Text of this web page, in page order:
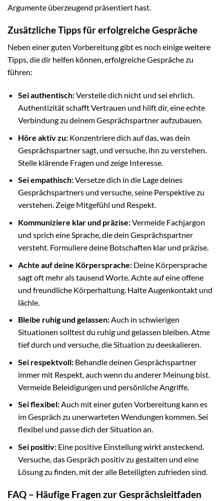
Argumente überzeugend präsentiert hast.
Zusätzliche Tipps für erfolgreiche Gespräche
Neben einer guten Vorbereitung gibt es noch einige weitere
Tipps, die dir helfen können, erfolgreiche Gespräche zu
führen:
Sei authentisch:Verstelle dich nicht und sei ehrlich.
Authentizität schafft Vertrauen und hilft dir, eine echte
Verbindung zu deinem Gesprächspartner aufzubauen.
Höre aktiv zu:Konzentriere dich auf das, was dein
Gesprächspartner sagt, und versuche, ihn zu verstehen.
Stelle klärende Fragen und zeige Interesse.
Sei empathisch:Versetze dich in die Lage deines
Gesprächspartners und versuche, seine Perspektive zu
verstehen. Zeige Mitgefühl und Respekt.
Kommuniziere klar und präzise:Vermeide Fachjargon
und sprich eine Sprache, die dein Gesprächspartner
versteht. Formuliere deine Botschaften klar und präzise.
Achte auf deine Körpersprache:Deine Körpersprache
sagt oft mehr als tausend Worte. Achte auf eine offene
und freundliche Körperhaltung. Halte Augenkontakt und
lächle.
Bleibe ruhig und gelassen:Auch in schwierigen
Situationen solltest du ruhig und gelassen bleiben. Atme
tief durch und versuche, die Situation zu deeskalieren.
Sei respektvoll:Behandle deinen Gesprächspartner
immer mit Respekt, auch wenn du anderer Meinung bist.
Vermeide Beleidigungen und persönliche Angriffe.
Sei flexibel:Auch mit einer guten Vorbereitung kann es
im Gespräch zu unerwarteten Wendungen kommen. Sei
flexibel und passe dich der Situation an.
Sei positiv:Eine positive Einstellung wirkt ansteckend.
Versuche, das Gespräch positiv zu gestalten und eine
Lösung zu finden, mit der alle Beteiligten zufrieden sind.
FAQ – Häufige Fragen zur Gesprächsleitfaden